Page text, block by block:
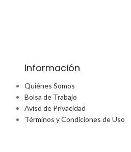
Información
Quiénes Somos
Bolsa de Trabajo
Aviso de Privacidad
Términos y Condiciones de Uso